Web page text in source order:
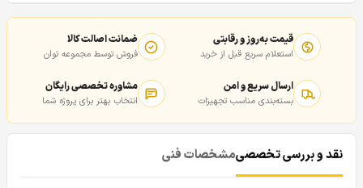
قیمت به‌روز و رقابتی
استعلام سریع قبل از خرید
ضمانت اصالت کالا
فروش توسط مجموعه توان
ارسال سریع و امن
بسته‌بندی مناسب تجهیزات
مشاوره تخصصی رایگان
انتخاب بهتر برای پروژه شما
نقد و بررسی تخصصیمشخصات فنی